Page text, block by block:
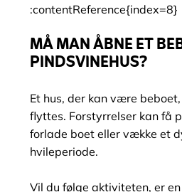
:contentReference{index=8}
MÅ MAN ÅBNE ET
PINDSVINEHUS?
Et hus, der kan være
flyttes. Forstyrrelser kan få
forlade boet eller vække et
hvileperiode.
Vil du følge aktiviteten, er